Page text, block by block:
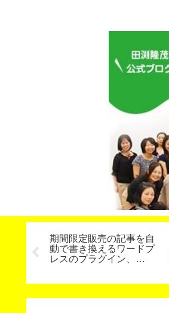
に結果
期間限定販売の記事を自
動で書き換えるワードプ
レスのプラグイン、